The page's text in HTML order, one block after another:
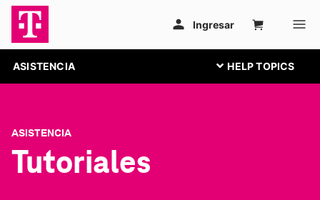
ASISTENCIA
ASISTENCIA
Tutoriales